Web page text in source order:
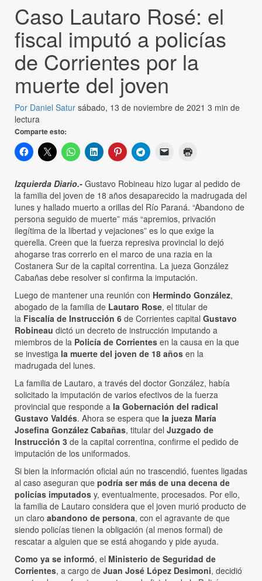
Caso Lautaro Rosé: el
fiscal imputó a policías
de Corrientes por la
muerte del joven
Por Daniel Satur sábado, 13 de noviembre de 2021 3 min de
lectura
Comparte esto:
Izquierda Diario.- Gustavo Robineau hizo lugar al pedido de
la familia del joven de 18 años desaparecido la madrugada del
lunes y hallado muerto a orillas del Río Paraná. “Abandono de
persona seguido de muerte” más “apremios, privación
ilegítima de la libertad y vejaciones” es lo que exige la
querella. Creen que la fuerza represiva provincial lo dejó
ahogarse tras correrlo en el marco de una razia en la
Costanera Sur de la capital correntina. La jueza González
Cabañas debe resolver si confirma la imputación.
Luego de mantener una reunión con Hermindo González,
abogado de la familia de Lautaro Rose, el titular de
la Fiscalía de Instrucción 6 de Corrientes capital Gustavo
Robineau dictó un decreto de instrucción imputando a
miembros de la Policía de Corrientes en la causa en la que
se investiga la muerte del joven de 18 años en la
madrugada del lunes.
La familia de Lautaro, a través del doctor González, había
solicitado la imputación de varios efectivos de la fuerza
provincial que responde a la Gobernación del radical
Gustavo Valdés. Ahora se espera que la jueza María
Josefina González Cabañas, titular del Juzgado de
Instrucción 3 de la capital correntina, confirme el pedido de
imputación de los uniformados.
Si bien la información oficial aún no trascendió, fuentes ligadas
al caso aseguran que podría ser más de una decena de
policías imputados y, eventualmente, procesados. Por ello,
la familia de Lautaro considera que el joven murió producto de
un claro abandono de persona, con el agravante de que
siendo policías tienen la obligación (al menos formal) de
rescatar a alguien que se está ahogando y pide ayuda.
Como ya se informó, el Ministerio de Seguridad de
Corrientes, a cargo de Juan José López Desimoni, decidió